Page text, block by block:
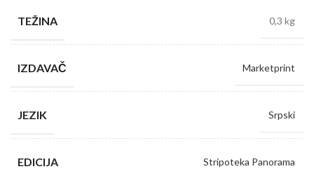
TEŽINA 0,3 kg
IZDAVAČ Marketprint
JEZIK Srpski
EDICIJA Stripoteka Panorama